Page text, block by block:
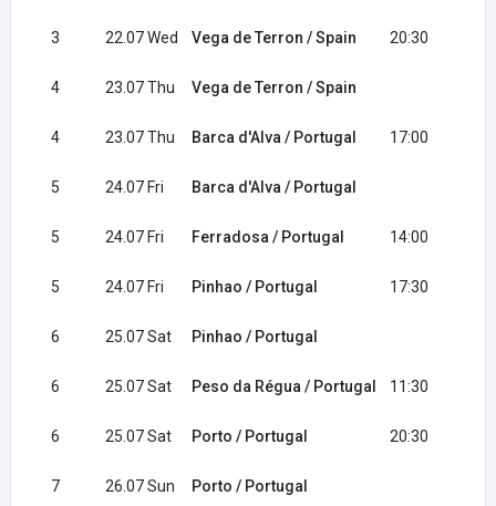
3 22.07 Wed Vega de Terron / Spain 20:30
4 23.07 Thu Vega de Terron / Spain
4 23.07 Thu Barca d'Alva / Portugal 17:00
5 24.07 Fri Barca d'Alva / Portugal
5 24.07 Fri Ferradosa / Portugal 14:00
5 24.07 Fri Pinhao / Portugal 17:30
6 25.07 Sat Pinhao / Portugal
6 25.07 Sat Peso da Régua / Portugal 11:30
6 25.07 Sat Porto / Portugal 20:30
7 26.07 Sun Porto / Portugal